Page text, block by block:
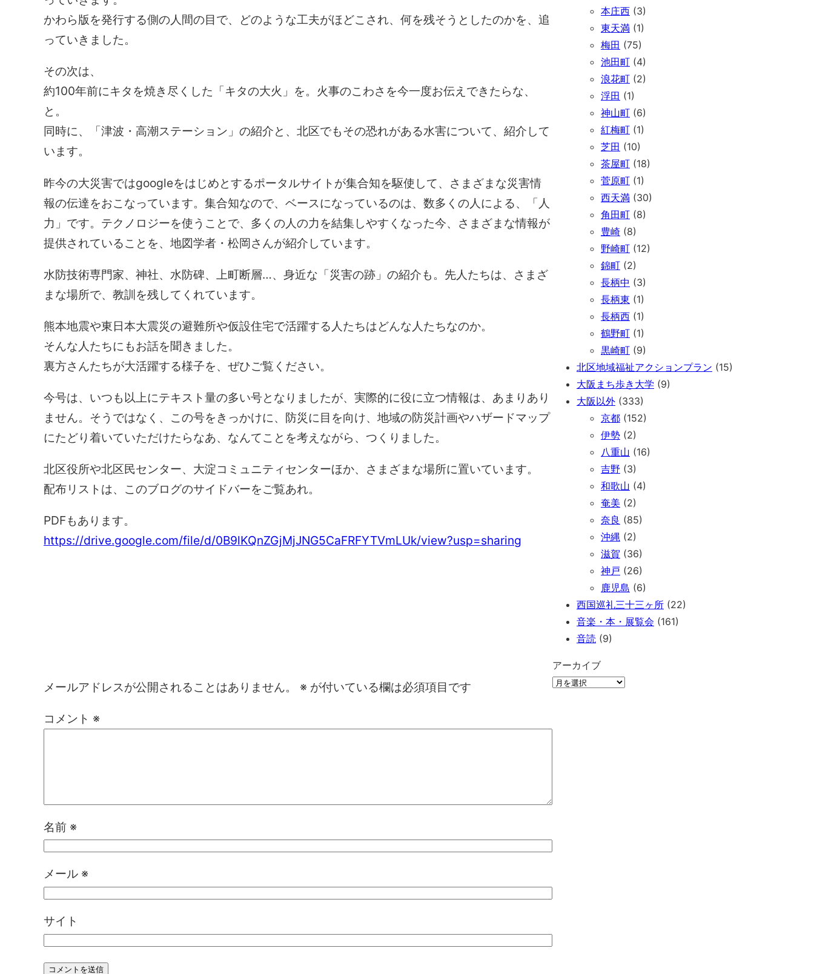
かわら版を発行する側の人間の目で、どのような工夫がほどこされ、何を残そうとしたのかを、追
っていきました。
その次は、
約100年前にキタを焼き尽くした「キタの大火」を。火事のこわさを今一度お伝えできたらな、
と。
同時に、「津波・高潮ステーション」の紹介と、北区でもその恐れがある水害について、紹介して
います。
昨今の大災害ではgoogleをはじめとするポータルサイトが集合知を駆使して、さまざまな災害情
報の伝達をおこなっています。集合知なので、ベースになっているのは、数多くの人による、「人
力」です。テクノロジーを使うことで、多くの人の力を結集しやすくなった今、さまざまな情報が
提供されていることを、地図学者・松岡さんが紹介しています。
水防技術専門家、神社、水防碑、上町断層…、身近な「災害の跡」の紹介も。先人たちは、さまざ
まな場所で、教訓を残してくれています。
熊本地震や東日本大震災の避難所や仮設住宅で活躍する人たちはどんな人たちなのか。
そんな人たちにもお話を聞きました。
裏方さんたちが大活躍する様子を、ぜひご覧ください。
今号は、いつも以上にテキスト量の多い号となりましたが、実際的に役に立つ情報は、あまりあり
ません。そうではなく、この号をきっかけに、防災に目を向け、地域の防災計画やハザードマップ
にたどり着いていただけたらなあ、なんてことを考えながら、つくりました。
北区役所や北区民センター、大淀コミュニティセンターほか、さまざまな場所に置いています。
配布リストは、このブログのサイドバーをご覧あれ。
PDFもあります。
https://drive.google.com/file/d/0B9lKQnZGjMjJNG5CaFRFYTVmLUk/view?usp=sharing
メールアドレスが公開されることはありません。 ※ が付いている欄は必須項目です
コメント ※
名前 ※
メール ※
サイト
本庄西 (3)
東天満 (1)
梅田 (75)
池田町 (4)
浪花町 (2)
浮田 (1)
神山町 (6)
紅梅町 (1)
芝田 (10)
茶屋町 (18)
菅原町 (1)
西天満 (30)
角田町 (8)
豊崎 (8)
野崎町 (12)
錦町 (2)
長柄中 (3)
長柄東 (1)
長柄西 (1)
鶴野町 (1)
黒崎町 (9)
北区地域福祉アクションプラン (15)
大阪まち歩き大学 (9)
大阪以外 (333)
京都 (152)
伊勢 (2)
八重山 (16)
吉野 (3)
和歌山 (4)
奄美 (2)
奈良 (85)
沖縄 (2)
滋賀 (36)
神戸 (26)
鹿児島 (6)
西国巡礼三十三ヶ所 (22)
音楽・本・展覧会 (161)
音読 (9)
アーカイブ